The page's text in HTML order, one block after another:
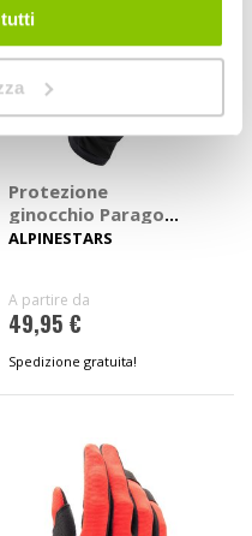
Protezione
ginocchio Paragon
19
ALPINESTARS
A partire da
49,95 €
Spedizione gratuita!